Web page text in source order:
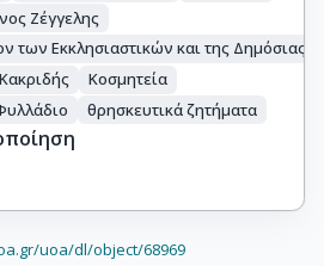
Ζέγγελης
των Εκκλησιαστικών και της Δημόσιας
Κοσμητεία
θρησκευτικά ζητήματα
uoa/dl/object/68969